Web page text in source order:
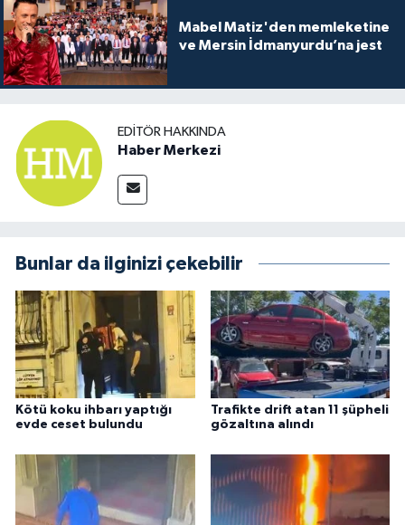
Mabel Matiz'den memleketine
ve Mersin İdmanyurdu’na jest
EDITÖR HAKKINDA
Haber Merkezi
Bunlar da ilginizi çekebilir
Kötü koku ihbarı yaptığı
evde ceset bulundu
Trafikte drift atan 11 şüpheli
gözaltına alındı